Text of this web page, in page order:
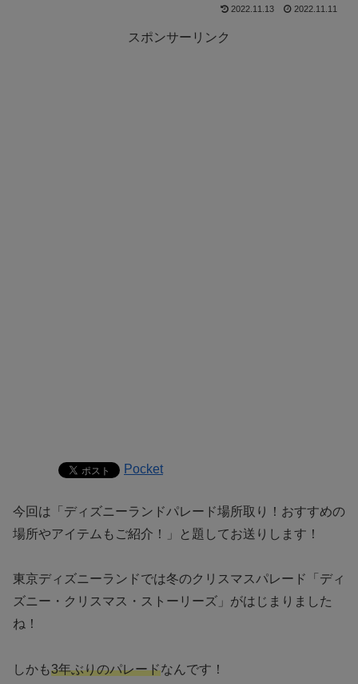
2022.11.13 2022.11.11
スポンサーリンク
Pocket
今回は「ディズニーランドパレード場所取り！おすすめの
場所やアイテムもご紹介！」と題してお送りします！
東京ディズニーランドでは冬のクリスマスパレード「ディ
ズニー・クリスマス・ストーリーズ」がはじまりました
ね！
しかも3年ぶりのパレードなんです！